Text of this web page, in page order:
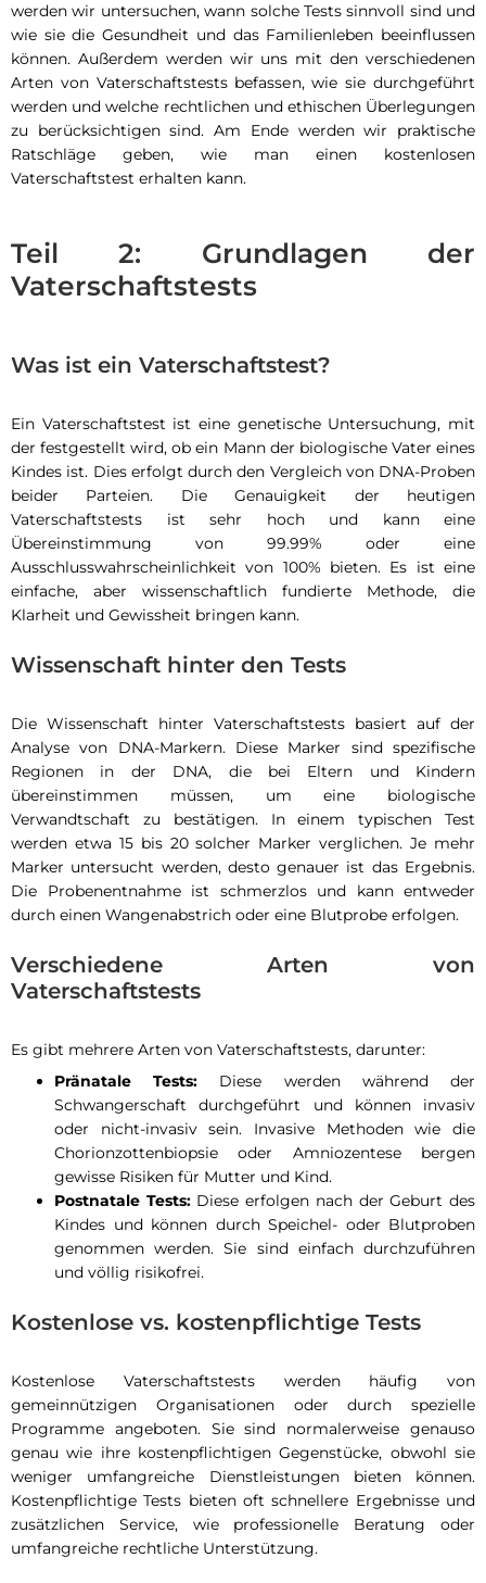
werden wir untersuchen, wann solche Tests sinnvoll sind und
wie sie die Gesundheit und das Familienleben beeinflussen
können. Außerdem werden wir uns mit den verschiedenen
Arten von Vaterschaftstests befassen, wie sie durchgeführt
werden und welche rechtlichen und ethischen Überlegungen
zu berücksichtigen sind. Am Ende werden wir praktische
Ratschläge geben, wie man einen kostenlosen
Vaterschaftstest erhalten kann.
Teil 2: Grundlagen der
Vaterschaftstests
Was ist ein Vaterschaftstest?
Ein Vaterschaftstest ist eine genetische Untersuchung, mit
der festgestellt wird, ob ein Mann der biologische Vater eines
Kindes ist. Dies erfolgt durch den Vergleich von DNA-Proben
beider Parteien. Die Genauigkeit der heutigen
Vaterschaftstests ist sehr hoch und kann eine
Übereinstimmung von 99.99% oder eine
Ausschlusswahrscheinlichkeit von 100% bieten. Es ist eine
einfache, aber wissenschaftlich fundierte Methode, die
Klarheit und Gewissheit bringen kann.
Wissenschaft hinter den Tests
Die Wissenschaft hinter Vaterschaftstests basiert auf der
Analyse von DNA-Markern. Diese Marker sind spezifische
Regionen in der DNA, die bei Eltern und Kindern
übereinstimmen müssen, um eine biologische
Verwandtschaft zu bestätigen. In einem typischen Test
werden etwa 15 bis 20 solcher Marker verglichen. Je mehr
Marker untersucht werden, desto genauer ist das Ergebnis.
Die Probenentnahme ist schmerzlos und kann entweder
durch einen Wangenabstrich oder eine Blutprobe erfolgen.
Verschiedene Arten von
Vaterschaftstests
Es gibt mehrere Arten von Vaterschaftstests, darunter:
Pränatale Tests: Diese werden während der
Schwangerschaft durchgeführt und können invasiv
oder nicht-invasiv sein. Invasive Methoden wie die
Chorionzottenbiopsie oder Amniozentese bergen
gewisse Risiken für Mutter und Kind.
Postnatale Tests:Diese erfolgen nach der Geburt des
Kindes und können durch Speichel- oder Blutproben
genommen werden. Sie sind einfach durchzuführen
und völlig risikofrei.
Kostenlose vs. kostenpflichtige Tests
Kostenlose Vaterschaftstests werden häufig von
gemeinnützigen Organisationen oder durch spezielle
Programme angeboten. Sie sind normalerweise genauso
genau wie ihre kostenpflichtigen Gegenstücke, obwohl sie
weniger umfangreiche Dienstleistungen bieten können.
Kostenpflichtige Tests bieten oft schnellere Ergebnisse und
zusätzlichen Service, wie professionelle Beratung oder
umfangreiche rechtliche Unterstützung.